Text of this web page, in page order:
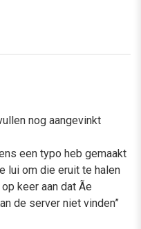
nog aangevinkt
een typo heb gemaakt
lui om die eruit te halen
keer aan dat Ã­e
de server niet vinden”